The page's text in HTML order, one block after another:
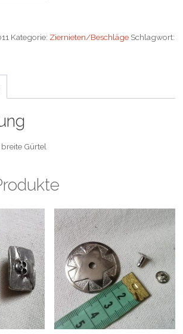
Kategorie: Ziernieten/Beschläge Schlagwort:
Gürtel